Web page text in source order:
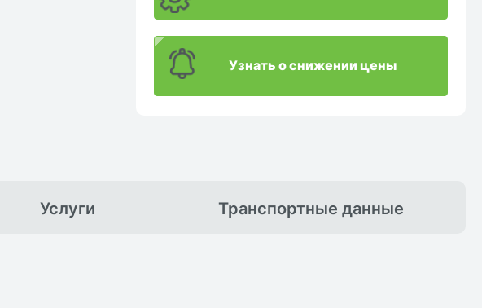
Узнать о снижении цены
Услуги Транспортные данные